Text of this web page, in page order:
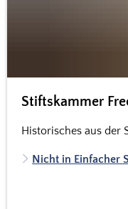
Stiftskammer
Historisches aus der
Nicht in Einfacher